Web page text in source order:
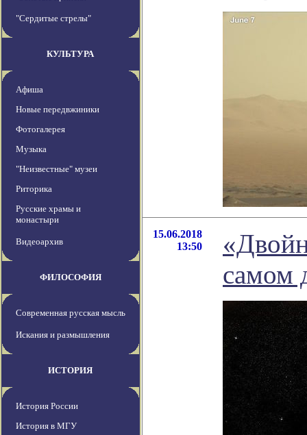
"Сердитые стрелы"
КУЛЬТУРА
Афиша
Новые передвжиники
Фотогалерея
Музыка
"Неизвестные" музеи
Риторика
Русские храмы и
монастыри
Видеоархив
ФИЛОСОФИЯ
Современная русская мысль
Искания и размышления
ИСТОРИЯ
История России
История в МГУ
15.06.2018
13:50
самом